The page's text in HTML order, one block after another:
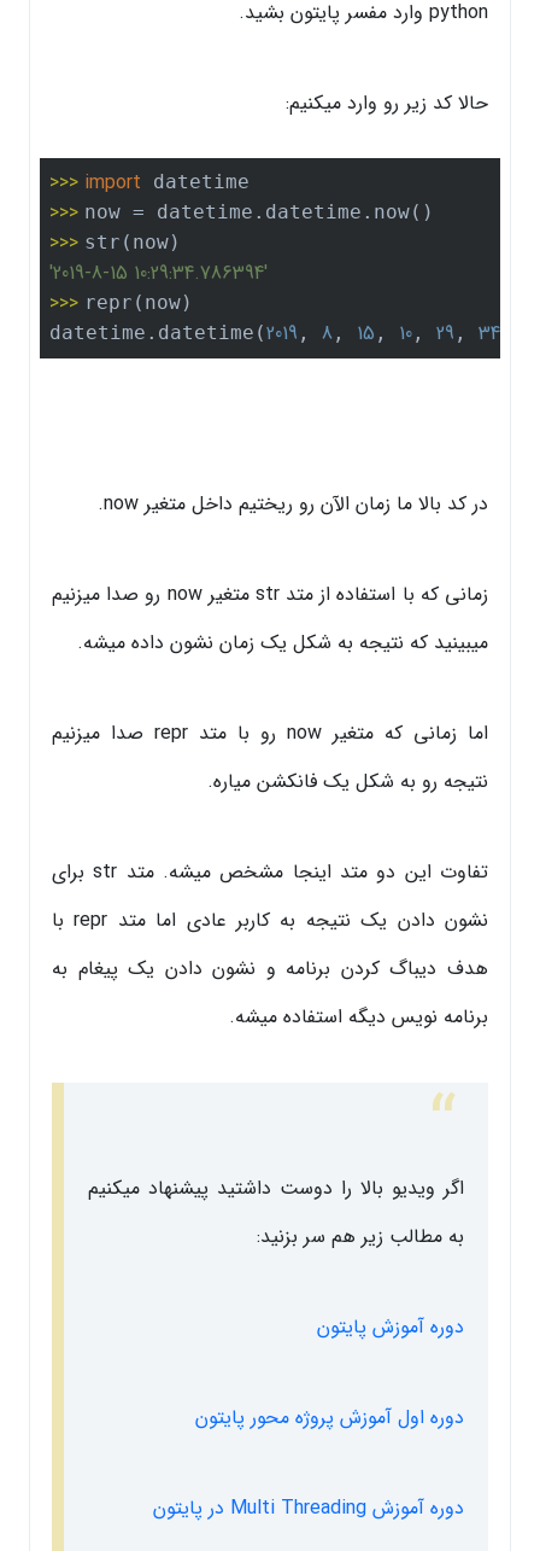
python وارد مفسر پایتون بشید.
حالا کد زیر رو وارد میکنیم:
>>> import
>>>
>>>
'2019-8-15 10:29:34.786394'
>>> repr(now)
datetime.datetime(2019 , 8 , 15 , 10 , 29 , 34
در کد بالا ما زمان الآن رو ریختیم داخل متغیر now.
زمانی که با استفاده از متد str متغیر now رو صدا میزنیم
میبینید که نتیجه به شکل یک زمان نشون داده میشه.
اما زمانی که متغیر now رو با متد repr صدا میزنیم
نتیجه رو به شکل یک فانکشن میاره.
تفاوت این دو متد اینجا مشخص میشه. متد str برای
نشون دادن یک نتیجه به کاربر عادی اما متد repr با
هدف دیباگ کردن برنامه و نشون دادن یک پیغام به
برنامه نویس دیگه استفاده میشه.
اگر ویدیو بالا را دوست داشتید پیشنهاد میکنیم
به مطالب زیر هم سر بزنید:
دوره آموزش پایتون
دوره اول آموزش پروژه محور پایتون
دوره آموزش Multi Threading در پایتون